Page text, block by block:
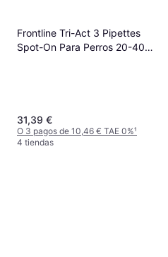
Frontline Tri-Act 3 Pipettes
Spot-On Para Perros 20-40
31,39 €
O 3 pagos de 10,46 € TAE 0%¹
4 tiendas